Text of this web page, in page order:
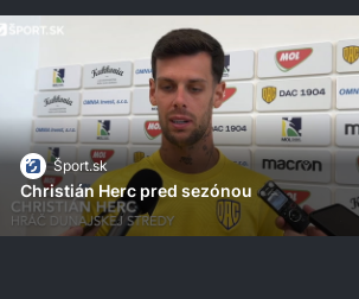
Šport.sk
Christián Herc pred sezónou